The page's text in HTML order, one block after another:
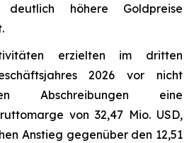
höhere Goldpreise
erzielten im dritten
2026 vor nicht
Abschreibungen eine
von 32,47 Mio. USD,
Anstieg gegenüber den 12,51